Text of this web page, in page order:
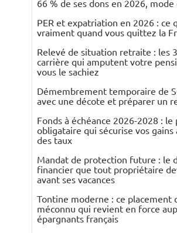
66 % de ses dons en 2026, mode
PER et expatriation en 2026 : ce
vraiment quand vous quittez la
Relevé de situation retraite : les
carrière qui amputent votre
vous le sachiez
Démembrement temporaire de
avec une décote et préparer un
Fonds à échéance 2026-2028 :
obligataire qui sécurise vos gains
des taux
Mandat de protection future : le
financier que tout propriétaire
avant ses vacances
Tontine moderne : ce placement
méconnu qui revient en force
épargnants français